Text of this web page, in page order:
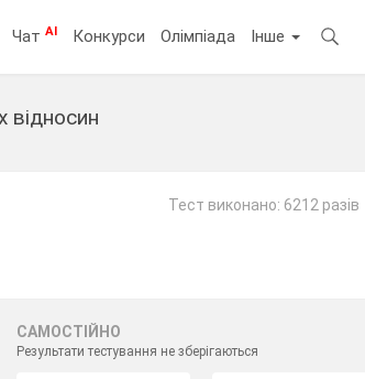
ЧатAI Конкурси Олімпіада Інше
відносин
Тест виконано: 6212 разів
САМОСТІЙНО
Результати тестування не зберігаються